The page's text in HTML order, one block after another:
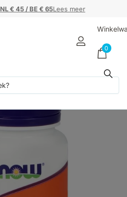
NL € 45 / BE € 65Lees meer
NL € 45 / BE € 65
0
Deel dit product